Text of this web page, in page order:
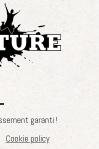
garanti !
Cookie policy